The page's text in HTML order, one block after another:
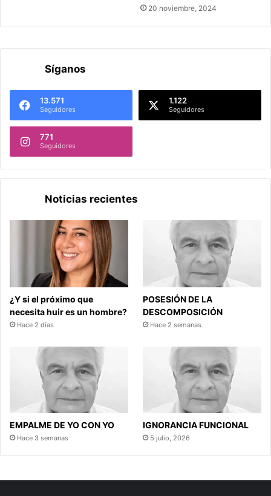
20 noviembre, 2024
Síganos
13.571
Seguidores
1.122
Seguidores
771
Seguidores
Noticias recientes
¿Y si el próximo que
necesita huir es un hombre?
Hace 2 días
POSESIÓN DE LA
DESCOMPOSICIÓN
Hace 2 semanas
EMPALME DE YO CON YO
Hace 3 semanas
IGNORANCIA FUNCIONAL
5 julio, 2026